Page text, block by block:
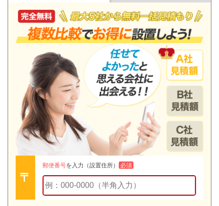
郵便番号を入力（設置住所） 必須